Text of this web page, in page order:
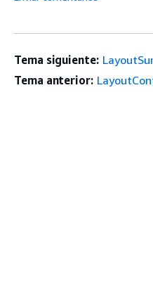
Tema siguiente:
Tema anterior: